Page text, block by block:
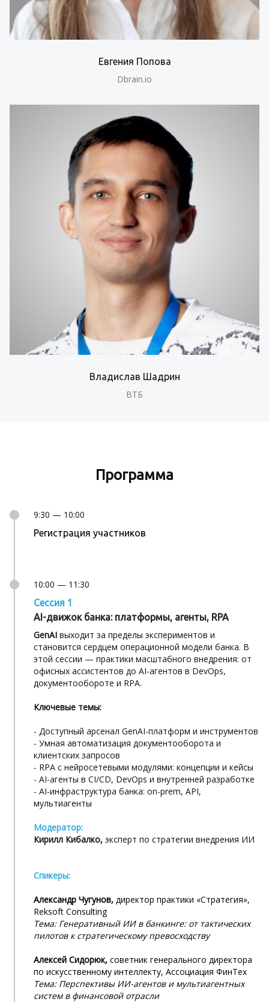
Евгения Попова
Dbrain.io
Владислав Шадрин
ВТБ
Программа
9:30 — 10:00
Регистрация участников
10:00 — 11:30
Сессия 1
AI-движок банка: платформы, агенты, RPA
GenAI выходит за пределы экспериментов и
становится сердцем операционной модели банка. В
этой сессии — практики масштабного внедрения: от
офисных ассистентов до AI-агентов в DevOps,
документообороте и RPA.
Ключевые темы:
- Доступный арсенал GenAI-платформ и инструментов
- Умная автоматизация документооборота и
клиентских запросов
- RPA с нейросетевыми модулями: концепции и кейсы
- AI-агенты в CI/CD, DevOps и внутренней разработке
- AI-инфраструктура банка: on-prem, API,
мультиагенты
Модератор:
Кирилл Кибалко, эксперт по стратегии внедрения ИИ
Спикеры:
Александр Чугунов, директор практики «Стратегия»,
Reksoft Consulting
Тема: Генеративный ИИ в банкинге: от тактических
пилотов к стратегическому превосходству
Алексей Сидорюк, советник генерального директора
по искусственному интеллекту, Ассоциация ФинТех
Тема: Перспективы ИИ-агентов и мультиагентных
систем в финансовой отрасли